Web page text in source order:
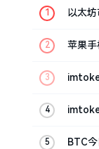
以太
苹果
BTC